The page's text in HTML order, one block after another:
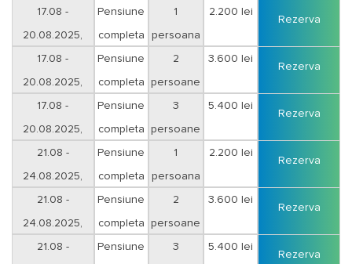
sejur 3 nopti
17.08 -
20.08.2025,
sejur 3 nopti
Pensiune
completa
1
persoana
2.200 lei
Rezerva
17.08 -
20.08.2025,
sejur 3 nopti
Pensiune
completa
2
persoane
3.600 lei
Rezerva
17.08 -
20.08.2025,
sejur 3 nopti
Pensiune
completa
3
persoane
5.400 lei
Rezerva
21.08 -
24.08.2025,
sejur 3 nopti
Pensiune
completa
1
persoana
2.200 lei
Rezerva
21.08 -
24.08.2025,
sejur 3 nopti
Pensiune
completa
2
persoane
3.600 lei
Rezerva
21.08 - Pensiune 3 5.400 lei
Rezerva